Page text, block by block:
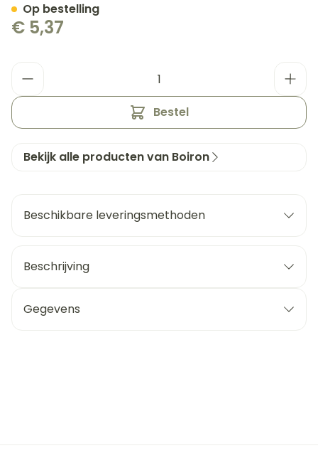
€ 5,37
Bestel
Op bestelling
Bekijk alle producten van Boiron
Beschikbare leveringsmethoden
Beschrijving
Gegevens